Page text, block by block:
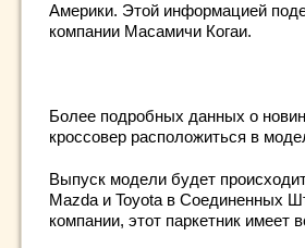
Америки. Этой информацией
компании Масамичи Когаи.
Более подробных данных о
кроссовер расположиться в
Выпуск модели будет
Mazda и Toyota в Соединенных
компании, этот паркетник